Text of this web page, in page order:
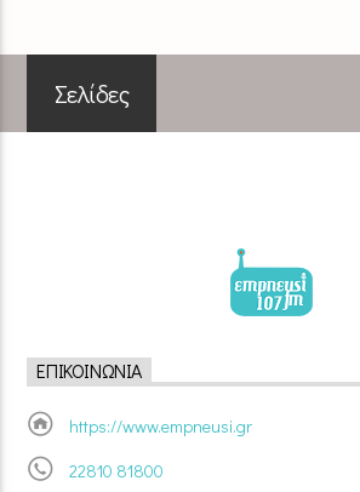
Σελίδες
ΕΠΙΚΟΙΝΩΝΊΑ
https://www.empneusi.gr
22810 81800